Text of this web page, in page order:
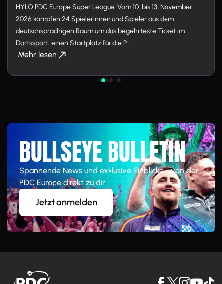
HYLO PDC Europe Super League. Vom 10. bis 13. November
2026 kämpfen 24 Spielerinnen und Spieler aus dem
deutschsprachigen Raum um das begehrteste Ticket im
Dartssport: einen Startplatz für die P ...
Mehr lesen
BULLSEYE BULLETIN
Spannende News und exklusive Einblicke - von der
PDC Europe direkt zu dir
Jetzt anmelden